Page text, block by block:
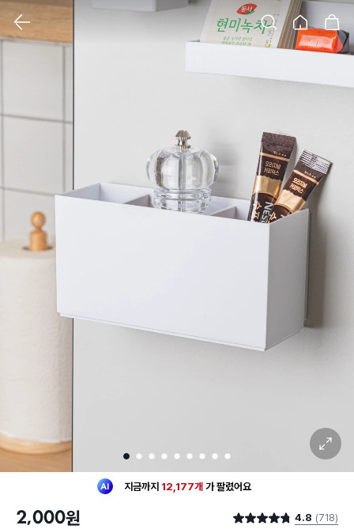
검색 홈 장바구니
클릭 시 이미지 확대 보기 팝업 열림
1 2 3 4 5 6 7 8 9
확대 보기
최근 한달972명이구매했어요
지금까지 12,177개 가팔렸어요
구매했어요
2,000원 별점 4.8점 4.8 (718)